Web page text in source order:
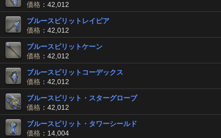
価格 ：42,012
ブルースピリットレイピア
価格 ：42,012
ブルースピリットケーン
価格 ：42,012
ブルースピリットコーデックス
価格 ：42,012
ブルースピリット・スターグローブ
価格 ：42,012
ブルースピリット・タワーシールド
価格 ：14,004